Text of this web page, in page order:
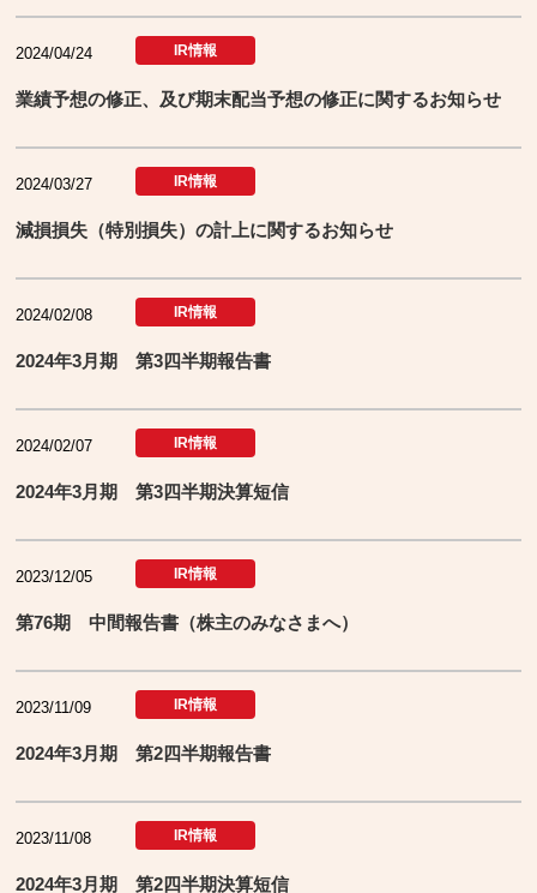
2024/04/24 IR情報
業績予想の修正、及び期末配当予想の修正に関するお知らせ
2024/03/27 IR情報
減損損失（特別損失）の計上に関するお知らせ
2024/02/08 IR情報
2024年3月期 第3四半期報告書
2024/02/07 IR情報
2024年3月期 第3四半期決算短信
2023/12/05 IR情報
第76期 中間報告書（株主のみなさまへ）
2023/11/09 IR情報
2024年3月期 第2四半期報告書
2023/11/08 IR情報
2024年3月期 第2四半期決算短信